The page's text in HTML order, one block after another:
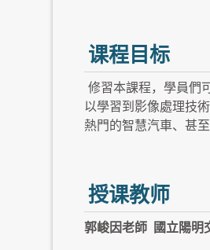
课程目标
修習本課程，學員們
以學習到影像處理技
熱門的智慧汽車、甚
授课教师
郭峻因老師 國立陽明